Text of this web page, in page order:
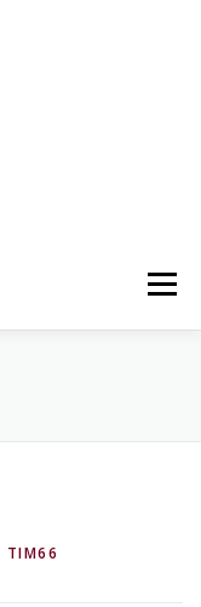
Menü
TIM66